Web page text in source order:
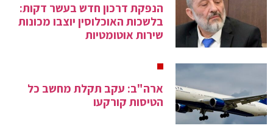
הנפקת דרכון חדש בעשר דקות:
בלשכות האוכלוסין יוצבו מכונות
שירות אוטומטיות
ארה"ב: עקב תקלת מחשב כל
הטיסות קורקעו